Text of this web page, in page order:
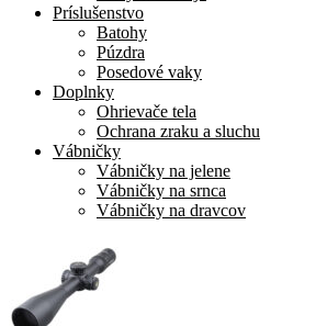
Príslušenstvo
Batohy
Púzdra
Posedové vaky
Doplnky
Ohrievače tela
Ochrana zraku a sluchu
Vábničky
Vábničky na jelene
Vábničky na srnca
Vábničky na dravcov